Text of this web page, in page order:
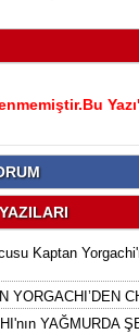
Kaptan
YORGACHI’DEN
YAĞMURDA